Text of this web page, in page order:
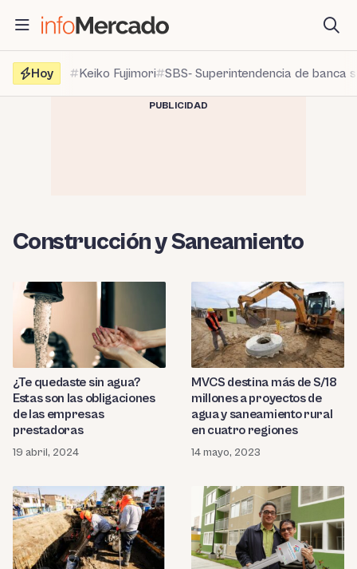
contenido
Hoy
Keiko Fujimori SBS- Superintendencia de banca
PUBLICIDAD
Construcción y Saneamiento
¿Te quedaste sin agua?
Estas son las obligaciones
de las empresas
prestadoras
19 abril, 2024
MVCS destina más de S/18
millones a proyectos de
agua y saneamiento rural
en cuatro regiones
14 mayo, 2023